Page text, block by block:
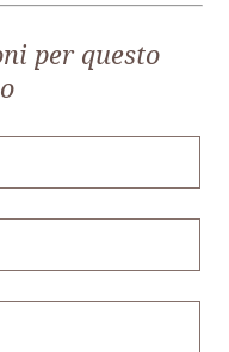
per questo